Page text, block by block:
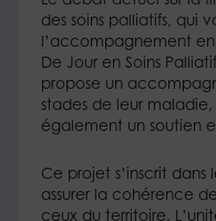
des soins palliatifs, qui
l’accompagnement
De Jour en Soins
propose un
stades de leur
également un soutien
Ce projet s’inscrit
assurer la cohérence
ceux du territoire.